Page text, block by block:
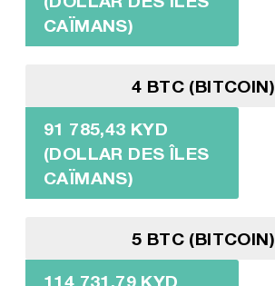
CAÏMANS)
4 BTC (BITCOIN)
91 785,43 KYD
(DOLLAR DES ÎLES
CAÏMANS)
5 BTC (BITCOIN)
114 731,79 KYD